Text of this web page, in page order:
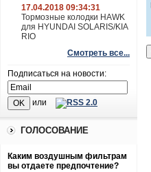
17.04.2018 09:34:31
Тормозные колодки HAWK
для HYUNDAI SOLARIS/KIA
RIO
Смотреть все...
Подписаться на новости:
или
ГОЛОСОВАНИЕ
Каким воздушным фильтрам
вы отдаете предпочтение?